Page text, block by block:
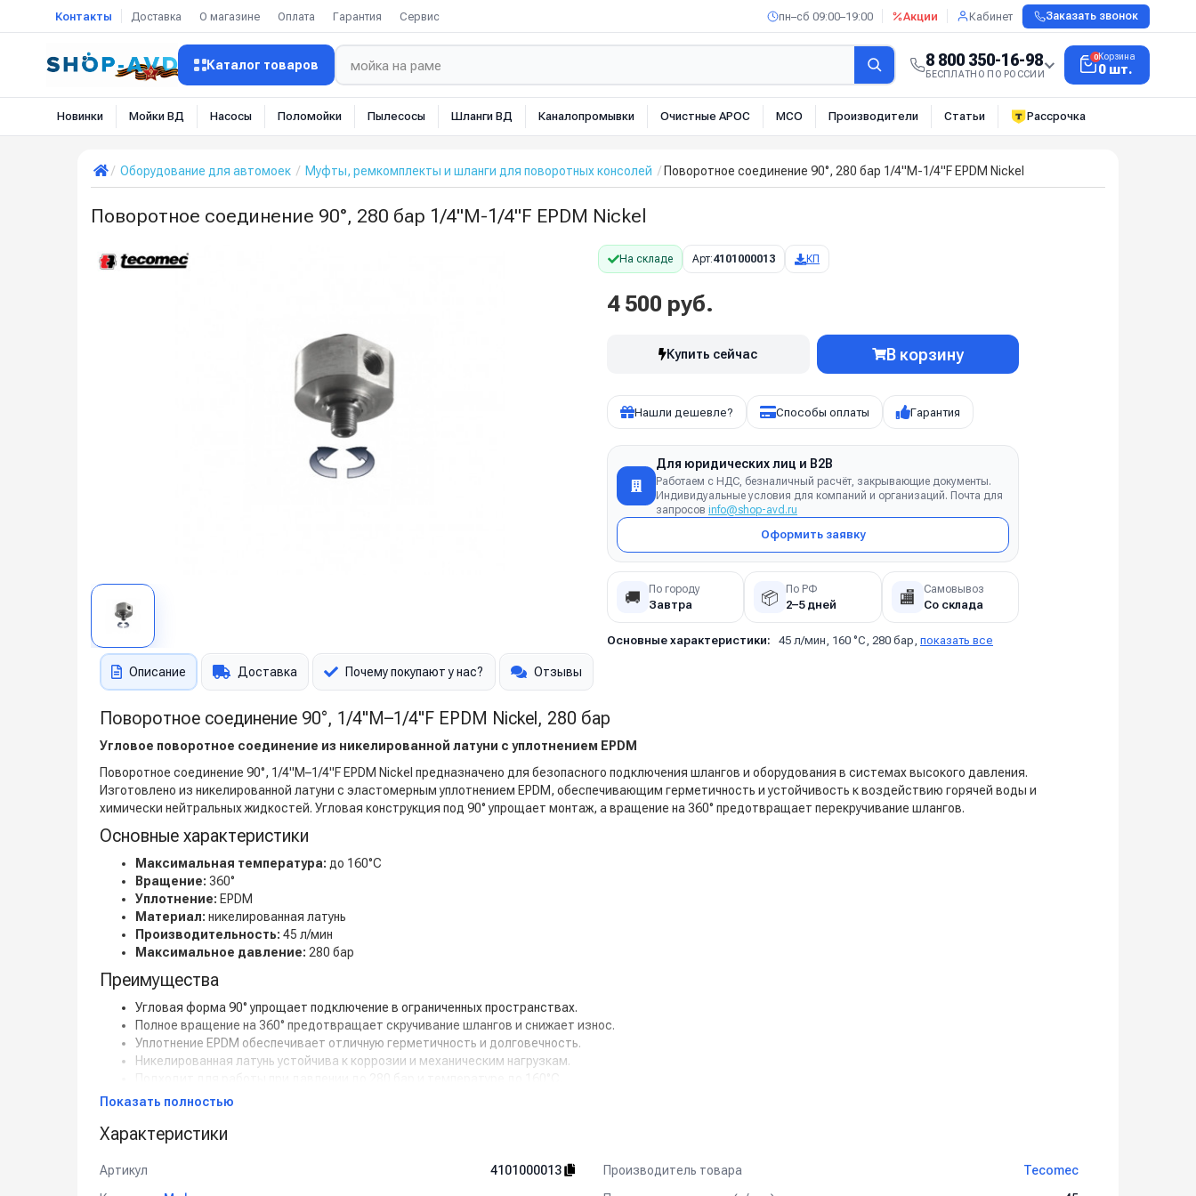
Контакты Доставка О магазине Оплата Гарантия Сервис пн–сб 09:00–19:00 Акции Кабинет Заказать звонок
Каталог товаров 8 800 350-16-98
БЕСПЛАТНО ПО РОССИИ
0Корзина
0 шт.
Новинки Мойки ВД Насосы Поломойки Пылесосы Шланги ВД Каналопромывки Очистные АРОС МСО Производители Статьи Рассрочка
Оборудование для автомоек Муфты, ремкомплекты и шланги для поворотных консолей Поворотное соединение 90°, 280 бар 1/4"M-1/4"F EPDM Nickel
Поворотное соединение 90°, 280 бар 1/4"M-1/4"F EPDM Nickel
На складе Арт:4101000013 КП
4 500 руб.
Купить сейчас В корзину
Нашли дешевле? Способы оплаты Гарантия
Для юридических лиц и B2B
Работаем с НДС, безналичный расчёт, закрывающие документы.
Индивидуальные условия для компаний и организаций. Почта для
запросов info@shop-avd.ru
Оформить заявку
🚚 По городу
Завтра 📦 По РФ
2–5 дней 🏬 Самовывоз
Со склада
Основные характеристики: 45 л/мин, 160 °C, 280 бар, показать все
Описание Доставка Почему покупают у нас? Отзывы
Поворотное соединение 90°, 1/4"M–1/4"F EPDM Nickel, 280 бар
Угловое поворотное соединение из никелированной латуни с уплотнением EPDM
Поворотное соединение 90°, 1/4"M–1/4"F EPDM Nickel предназначено для безопасного подключения шлангов и оборудования в системах высокого давления.
Изготовлено из никелированной латуни с эластомерным уплотнением EPDM, обеспечивающим герметичность и устойчивость к воздействию горячей воды и
химически нейтральных жидкостей. Угловая конструкция под 90° упрощает монтаж, а вращение на 360° предотвращает перекручивание шлангов.
Основные характеристики
Максимальная температура: до 160°C
Вращение: 360°
Уплотнение: EPDM
Материал: никелированная латунь
Производительность: 45 л/мин
Максимальное давление: 280 бар
Преимущества
Угловая форма 90° упрощает подключение в ограниченных пространствах.
Полное вращение на 360° предотвращает скручивание шлангов и снижает износ.
Уплотнение EPDM обеспечивает отличную герметичность и долговечность.
Никелированная латунь устойчива к коррозии и механическим нагрузкам.
Поворотное соединение 90°, 1/4"M–1/4"F EPDM Nickel — надёжное и долговечное решение для безопасной работы систем высокого давления!
Показать полностью
Характеристики
Артикул 4101000013 Производитель товара
Tecomec